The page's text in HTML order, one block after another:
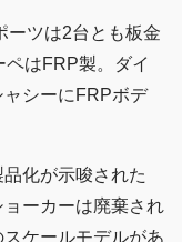
ーツは2台とも板金
はFRP製。ダイ
シーにFRPボデ
化が示唆された
ーカーは廃棄され
ケールモデルがあ